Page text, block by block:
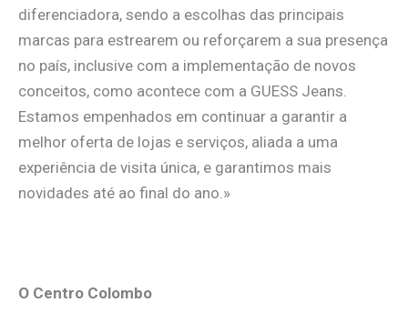
diferenciadora, sendo a escolhas das principais
marcas para estrearem ou reforçarem a sua presença
no país, inclusive com a implementação de novos
conceitos, como acontece com a GUESS Jeans.
Estamos empenhados em continuar a garantir a
melhor oferta de lojas e serviços, aliada a uma
experiência de visita única, e garantimos mais
novidades até ao final do ano.»
O Centro Colombo